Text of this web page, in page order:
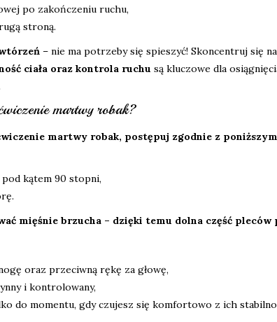
po zakończeniu ruchu,
stroną.
– nie ma potrzeby się spieszyć! Skoncentruj się
ciała oraz kontrola ruchu są kluczowe dla
martwy robak?
martwy robak, postępuj zgodnie z
kątem 90 stopni,
mięśnie brzucha – dzięki temu dolna część
oraz przeciwną rękę za głowę,
i kontrolowany,
do momentu, gdy czujesz się komfortowo z ich